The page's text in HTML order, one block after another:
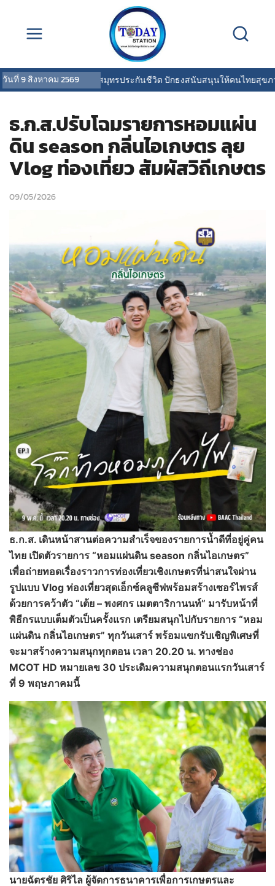
วันที่9 สิงหาคม 2569
OCEAN LIFE ไทยสมุทรประกันชีวิต ปักธงสนับสนุนให้คนไทยสุขภาพดี พ
ธ.ก.ส.ปรับโฉมรายการหอมแผ่น
ดิน season กลิ่นไอเกษตร ลุย
Vlog ท่องเที่ยว สัมผัสวิถีเกษตร
09/05/2026
ธ.ก.ส. เดินหน้าสานต่อความสำเร็จของรายการน้ำดีที่อยู่คู่คน
ไทย เปิดตัวรายการ “หอมแผ่นดินseason กลิ่นไอเกษตร”
เพื่อถ่ายทอดเรื่องราวการท่องเที่ยวเชิงเกษตรที่น่าสนใจผ่าน
รูปแบบ Vlog ท่องเที่ยวสุดเอ็กซ์คลูซีฟพร้อมสร้างเซอร์ไพรส์
ด้วยการคว้าตัว “เต้ย – พงศกร เมตตาริกานนท์” มารับหน้าที่
พิธีกรแบบเต็มตัวเป็นครั้งแรก เตรียมสนุกไปกับรายการ “หอม
แผ่นดิน กลิ่นไอเกษตร” ทุกวันเสาร์ พร้อมแขกรับเชิญพิเศษที่
จะมาสร้างความสนุกทุกตอน เวลา 20.20 น. ทางช่อง
MCOT HD หมายเลข 30 ประเดิมความสนุกตอนแรกวันเสาร์
ที่ 9 พฤษภาคมนี้
นายฉัตรชัย ศิริไล ผู้จัดการธนาคารเพื่อการเกษตรและ